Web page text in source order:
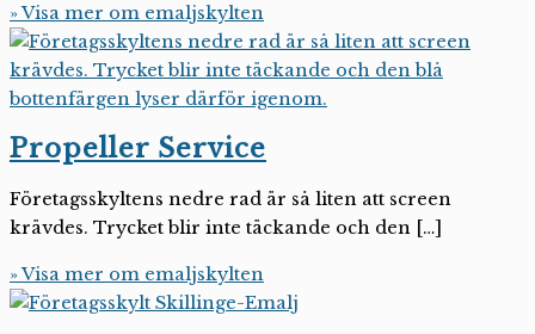
» Visa mer om emaljskylten
Propeller Service
Företagsskyltens nedre rad är så liten att screen
krävdes. Trycket blir inte täckande och den […]
» Visa mer om emaljskylten